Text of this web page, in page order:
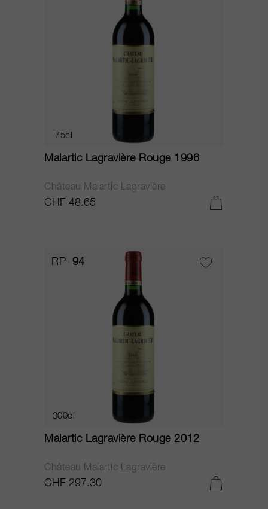
75cl
Malartic Lagravière Rouge 1996
Château Malartic Lagravière
CHF 48.65
RP 94
300cl
Malartic Lagravière Rouge 2012
Château Malartic Lagravière
CHF 297.30